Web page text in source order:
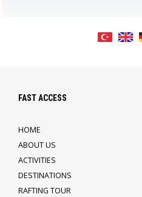
FAST ACCESS
HOME
ABOUT US
ACTIVITIES
DESTINATIONS
RAFTING TOUR